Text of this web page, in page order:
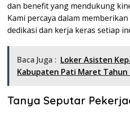
dan benefit yang mendukung
Kami percaya dalam
dedikasi dan kerja keras setiap
Baca Juga : Loker Asisten
Kabupaten Pati Maret Tahun
Tanya Seputar